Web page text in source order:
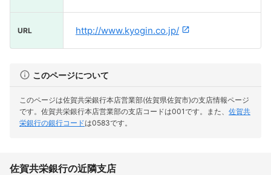
URL http://www.kyogin.co.jp/
このページについて
このページは佐賀共栄銀行本店営業部(佐賀県佐賀市)の支店情報ページ
です。 佐賀共栄銀行本店営業部の支店コードは001です。 また、 佐賀共
栄銀行の銀行コードは0583です。
佐賀共栄銀行の近隣支店